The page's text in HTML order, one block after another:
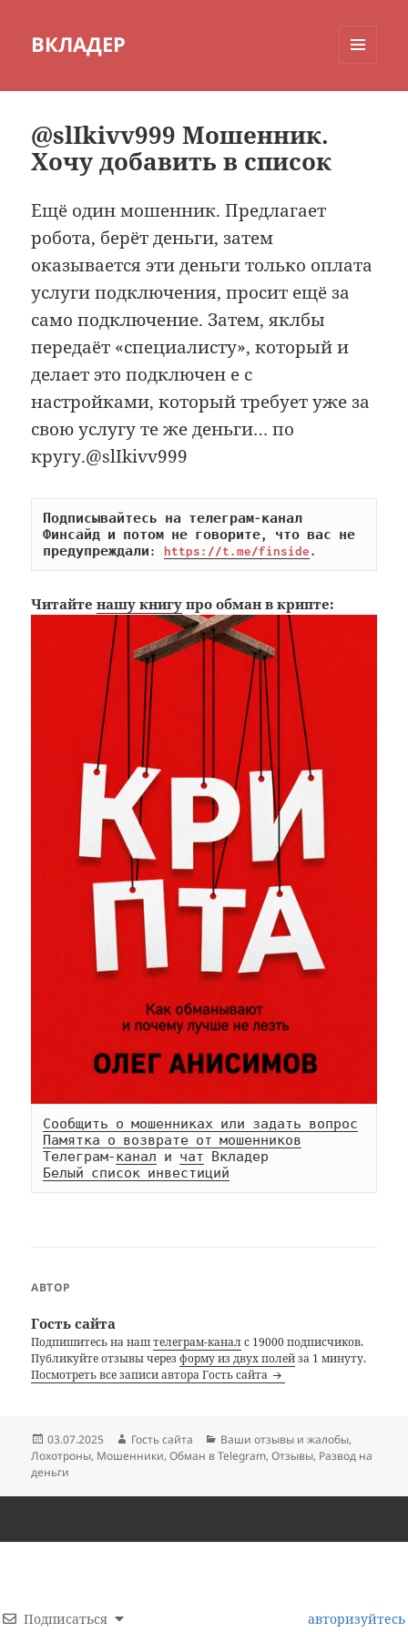
ВКЛАДЕР
@slIkivv999 Мошенник.
Хочу добавить в список
Ещё один мошенник. Предлагает
робота, берёт деньги, затем
оказывается эти деньги только оплата
услуги подключения, просит ещё за
само подключение. Затем, яклбы
передаёт «специалисту», который и
делает это подключен е с
настройками, который требует уже за
свою услугу те же деньги… по
кругу.@slIkivv999
Подписывайтесь на телеграм-канал
Финсайд и потом не говорите, что вас не
предупреждали: https://t.me/finside.
Читайтенашу книгу про обман в крипте:
Сообщить о мошенниках или задать вопрос
Памятка о возврате от мошенников
Телеграм-канал и чат
Белый список инвестиций
АВТОР
Гость сайта
Подпишитесь на наштелеграм-каналс 19000 подписчиков.
Публикуйте отзывы черезформу из двух полейза 1 минуту.
Посмотреть все записи автора Гость сайта
Опубликовано
03.07.2025 Автор
Гость сайта Рубрики
Ваши отзывы и жалобы,
Лохотроны, Мошенники,Обман в Telegram,Отзывы, Развод на
деньги
Подписаться авторизуйтесь